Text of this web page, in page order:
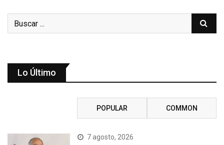
Lo Último
POPULAR COMMON
7 agosto, 2026